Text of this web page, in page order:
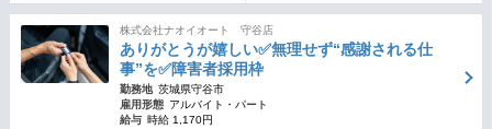
株式会社ナオイオート 守谷店
ありがとうが嬉しい✅無理せず“感謝される仕
事”を✅障害者採用枠
勤務地 茨城県守谷市
雇用形態 アルバイト・パート
給与 時給 1,170円